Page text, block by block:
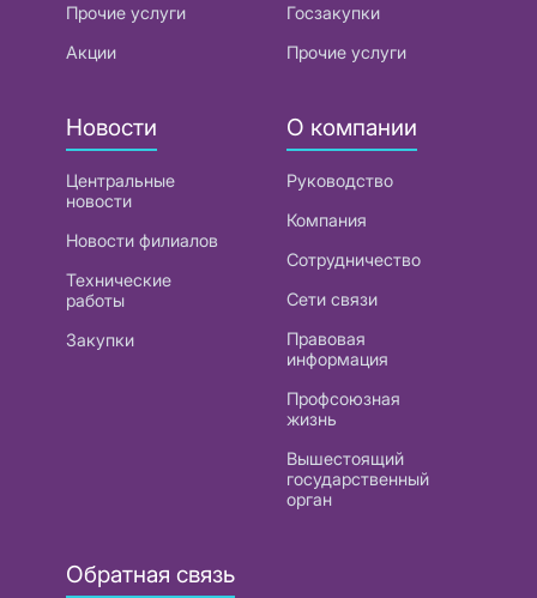
Прочие услуги
Акции
Госзакупки
Прочие услуги
Новости
Центральные
новости
Новости филиалов
Технические
работы
Закупки
О компании
Руководство
Компания
Сотрудничество
Сети связи
Правовая
информация
Профсоюзная
жизнь
Вышестоящий
государственный
орган
Обратная связь